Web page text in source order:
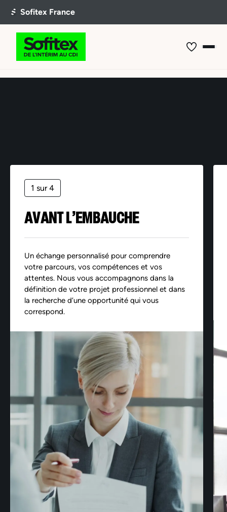
1 sur 4
AVANT L’EMBAUCHE
Un échange personnalisé pour comprendre
votre parcours, vos compétences et vos
attentes. Nous vous accompagnons dans la
définition de votre projet professionnel et dans
la recherche d’une opportunité qui vous
correspond.